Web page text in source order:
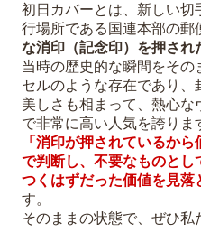
初日カバーとは、新しい切
行場所である国連本部の郵
な消印（記念印）を押され
当時の歴史的な瞬間をそ
セルのような存在であり
美しさも相まって、熱心な
で非常に高い人気を誇りま
「消印が押されているか
で判断し、不要なものと
つくはずだった価値を見落
す。
そのままの状態で、ぜひ私